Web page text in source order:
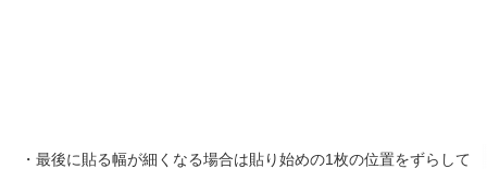
・最後に貼る幅が細くなる場合は貼り始めの1枚の位置をずらして